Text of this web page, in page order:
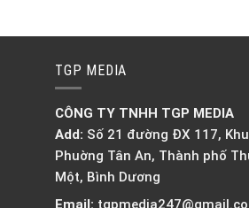
TGP MEDIA
CÔNG TY TNHH TGP MEDIA
Add: Số 21 đường ĐX 117,
Phuờng Tân An, Thành phố
Một, Bình Dương
Email: